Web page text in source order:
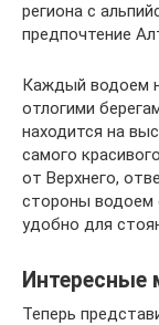
региона с
предпочтение
Каждый водоем
отлогими
находится на
самого
от Верхнего,
стороны водоем
удобно для
Интересные
Теперь